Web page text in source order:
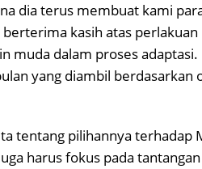
dia terus membuat kami
berterima kasih atas
muda dalam proses
yang diambil
tentang pilihannya terhadap
harus fokus pada